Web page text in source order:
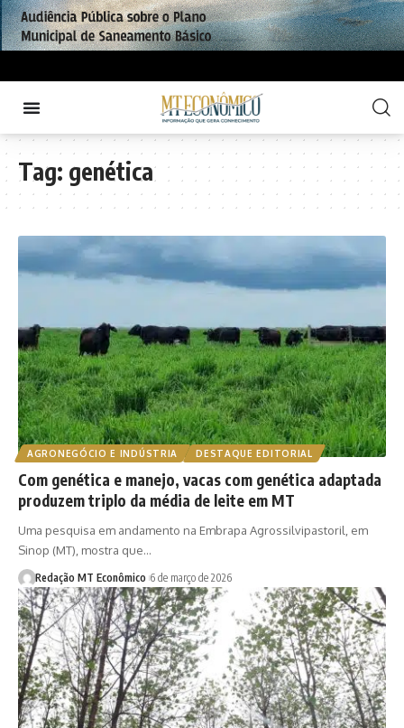
Tag: genética
AGRONEGÓCIO E INDÚSTRIA DESTAQUE EDITORIAL
Com genética e manejo, vacas com genética adaptada
produzem triplo da média de leite em MT
Uma pesquisa em andamento na Embrapa Agrossilvipastoril, em
Sinop (MT), mostra que…
Redação MT Econômico 6 de março de 2026